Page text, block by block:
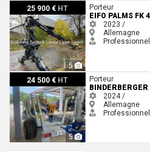
25 900 € HT
5
EiFo PALMS FK 4.71
Porteur
EIFO PALMS FK
2023 /
Allemagne
Professionnel
24 500 € HT
5
Binderberger RW 7
Porteur
BINDERBERGER
2024 /
Allemagne
Professionnel